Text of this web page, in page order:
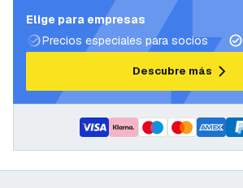
Elige para empresas
Precios especiales para socios
Descubre más